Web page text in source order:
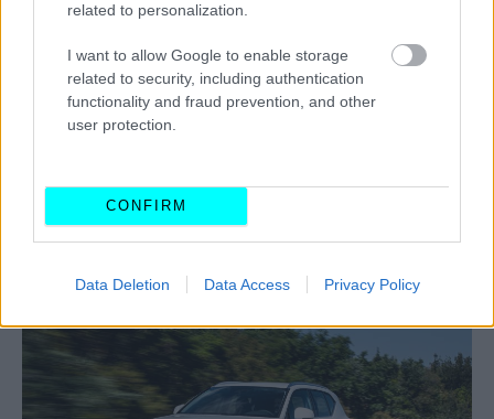
related to personalization.
I want to allow Google to enable storage
related to security, including authentication
functionality and fraud prevention, and other
user protection.
CONFIRM
Data Deletion Data Access Privacy Policy
Η σχεδιαζόμενη συνεργασία ανάμεσα στη Volvo Cars και
συνεργασία των δύο εταιρειών στα συστήματα
infotainment.
ΔΙΑΒΑΣΤΕ ΕΠΙΣΗΣ